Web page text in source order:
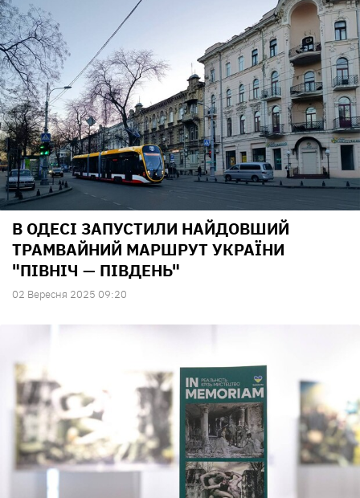
В ОДЕСІ ЗАПУСТИЛИ НАЙДОВШИЙ
ТРАМВАЙНИЙ МАРШРУТ УКРАЇНИ
"ПІВНІЧ — ПІВДЕНЬ"
02 Вересня 2025 09:20